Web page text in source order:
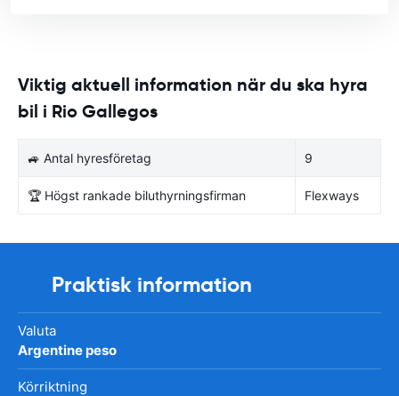
Viktig aktuell information när du ska hyra
bil i Rio Gallegos
🚙 Antal hyresföretag 9
🏆 Högst rankade biluthyrningsfirman Flexways
Praktisk information
Valuta
Argentine peso
Körriktning